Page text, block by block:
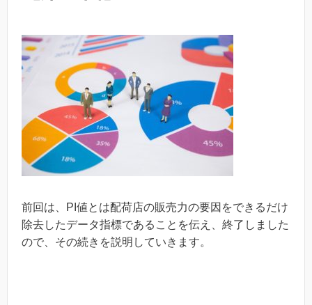
前回は、PI値とは配荷店の販売力の要因をできるだけ
除去したデータ指標であることを伝え、終了しました
ので、その続きを説明していきます。